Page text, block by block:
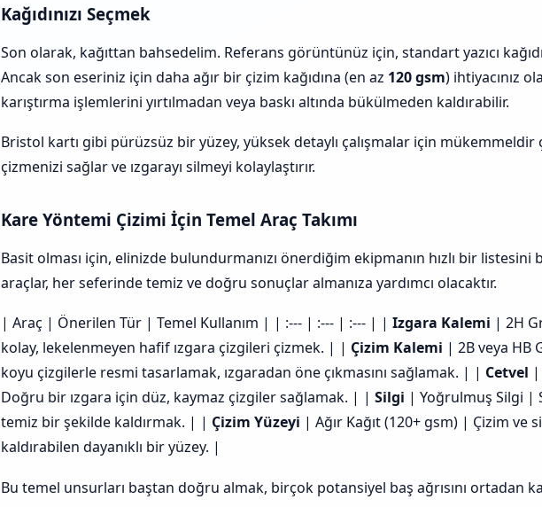
Kağıdınızı Seçmek
Son olarak, kağıttan bahsedelim. Referans görüntünüz için, standart yazıcı
Ancak son eseriniz için daha ağır bir çizim kağıdına (en az 120 gsm) ihtiyacınız
karıştırma işlemlerini yırtılmadan veya baskı altında bükülmeden kaldırabilir.
Bristol kartı gibi pürüzsüz bir yüzey, yüksek detaylı çalışmalar için
çizmenizi sağlar ve ızgarayı silmeyi kolaylaştırır.
Kare Yöntemi Çizimi İçin Temel Araç Takımı
Basit olması için, elinizde bulundurmanızı önerdiğim ekipmanın hızlı bir
araçlar, her seferinde temiz ve doğru sonuçlar almanıza yardımcı olacaktır.
| Araç | Önerilen Tür | Temel Kullanım | | :--- | :--- | :--- | |Izgara Kalemi | 2H
kolay, lekelenmeyen hafif ızgara çizgileri çizmek. | | Çizim Kalemi | 2B veya HB
koyu çizgilerle resmi tasarlamak, ızgaradan öne çıkmasını sağlamak. | | Cetvel |
Doğru bir ızgara için düz, kaymaz çizgiler sağlamak. | |Silgi | Yoğrulmuş Silgi |
temiz bir şekilde kaldırmak. | | Çizim Yüzeyi | Ağır Kağıt (120+ gsm) | Çizim ve
kaldırabilen dayanıklı bir yüzey. |
Bu temel unsurları baştan doğru almak, birçok potansiyel baş ağrısını ortadan